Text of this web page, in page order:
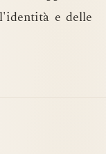
e delle